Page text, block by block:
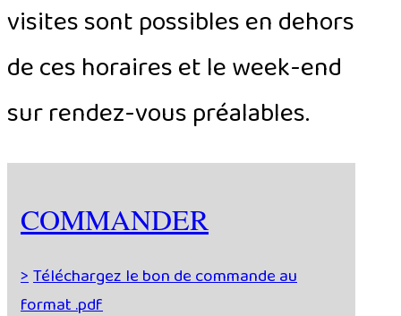
visites sont possibles en dehors
de ces horaires et le week-end
sur rendez-vous préalables.
COMMANDER
Téléchargez le bon de commande au
format .pdf